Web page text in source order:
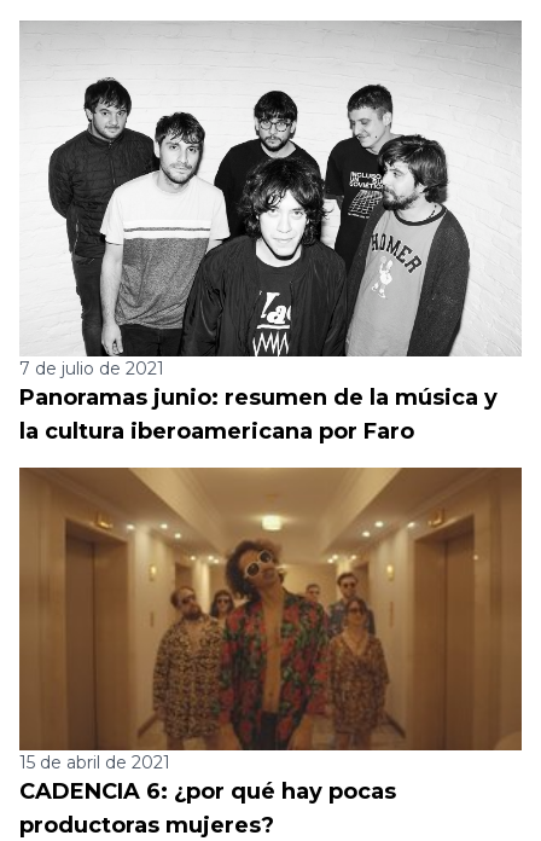
7 de julio de 2021
Panoramas junio: resumen de la música y
la cultura iberoamericana por Faro
15 de abril de 2021
CADENCIA 6: ¿por qué hay pocas
productoras mujeres?